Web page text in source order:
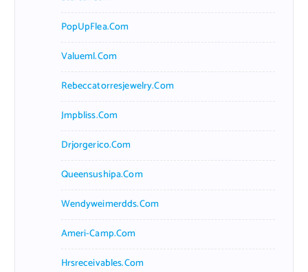
PopUpFlea.com
Valueml.com
Rebeccatorresjewelry.com
Jmpbliss.com
Drjorgerico.com
Queensushipa.com
Wendyweimerdds.com
Ameri-Camp.com
Hrsreceivables.com